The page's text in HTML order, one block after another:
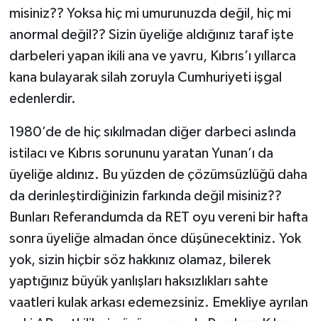
misiniz?? Yoksa hiç mi umurunuzda değil, hiç mi
anormal değil?? Sizin üyeliğe aldığınız taraf işte
darbeleri yapan ikili ana ve yavru, Kıbrıs’ı yıllarca
kana bulayarak silah zoruyla Cumhuriyeti işgal
edenlerdir.
1980’de de hiç sıkılmadan diğer darbeci aslında
istilacı ve Kıbrıs sorununu yaratan Yunan’ı da
üyeliğe aldınız. Bu yüzden de çözümsüzlüğü daha
da derinleştirdiğinizin farkında değil misiniz??
Bunları Referandumda da RET oyu vereni bir hafta
sonra üyeliğe almadan önce düşünecektiniz. Yok
yok, sizin hiçbir söz hakkınız olamaz, bilerek
yaptığınız büyük yanlışları haksızlıkları sahte
vaatleri kulak arkası edemezsiniz. Emekliye ayrılan